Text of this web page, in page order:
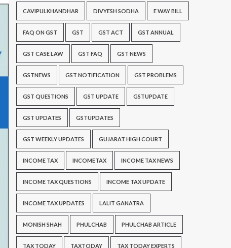
CAVIPULKHANDHAR DIVYESH SODHA E WAY BILL
FAQ ON GST GST GST ACT GST ANNUAL
GST CASE LAW GST FAQ GST NEWS
GSTNEWS GST NOTIFICATION GST PROBLEMS
GST QUESTIONS GST UPDATE GSTUPDATE
GST UPDATES GSTUPDATES
GST WEEKLY UPDATES GUJARAT HIGH COURT
INCOME TAX INCOMETAX INCOME TAX NEWS
INCOME TAX QUESTIONS INCOME TAX UPDATE
INCOME TAX UPDATES LALIT GANATRA
MONISH SHAH PHULCHAB PHULCHAB ARTICLE
TAX TODAY TAXTODAY TAX TODAY EXPERTS